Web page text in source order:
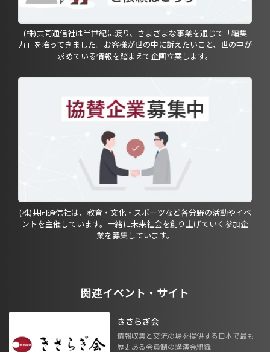
(株)共同通信社は半世紀に渡り、さまざまな事業を通じて「編集
力」を培ってきました。お客様が世の中に訴えたいこと、世の中が
求めている情報を踏まえて企画立案します。
(株)共同通信社は、教育・文化・スポーツなど各分野の活動やイベ
ントを主催しています。一緒に未来社会を創り上げていく参加企
業を募集しています。
関連イベント・サイト
きさらぎ会
情報収集と交流の場を提供する日本で最も
歴史ある会員制の講演会組織